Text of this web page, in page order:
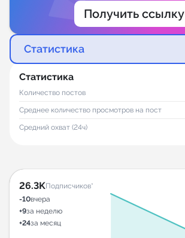
Получить ссылку
Статистика
Статистика
Количество постов
Среднее количество просмотров на пост
Средний охват (24ч)
26.3KПодписчиков*
-10вчера
+9за неделю
+24за месяц